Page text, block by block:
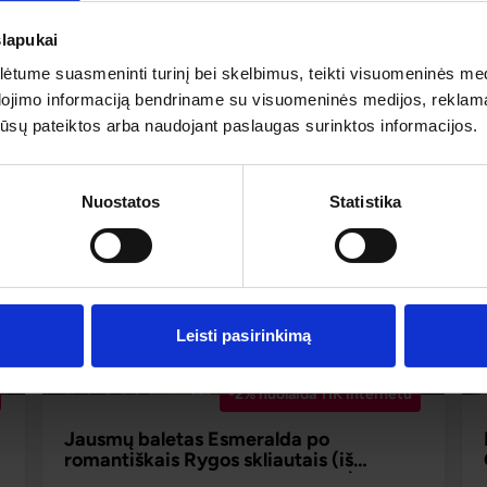
suasmeninti turinį bei skelbimus, teikti visuomeninės
informaciją bendriname su visuomeninės medijos,
pateiktos arba naudojant paslaugas surinktos informacijos.
Nuostatos Statistika
Leisti pasirinkimą
PLAČIAU
-2% nuolaida TIK internetu
Jausmų baletas Esmeralda po
romantiškais Rygos skliautais (iš
Alytaus, Prienų, Kauno, Jonavos)